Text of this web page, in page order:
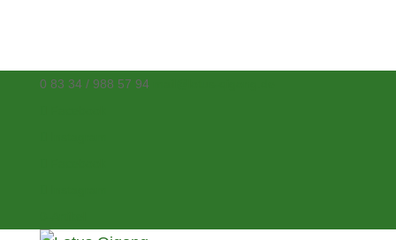
0 83 34 / 988 57 94